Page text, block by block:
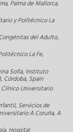
Palma de Mallorca,
y Politécnico La
del Adulto,
La Fe,
Sofía, Instituto
Córdoba, Spain
Universitario
Servicios de
A Coruña, A